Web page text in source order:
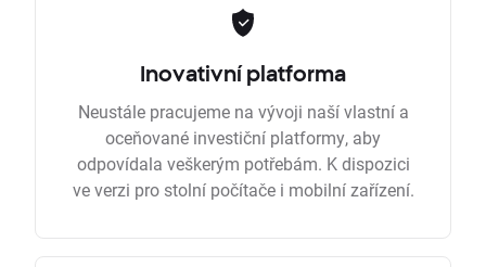
Inovativní platforma
Neustále pracujeme na vývoji naší vlastní a
oceňované investiční platformy, aby
odpovídala veškerým potřebám. K dispozici
ve verzi pro stolní počítače i mobilní zařízení.